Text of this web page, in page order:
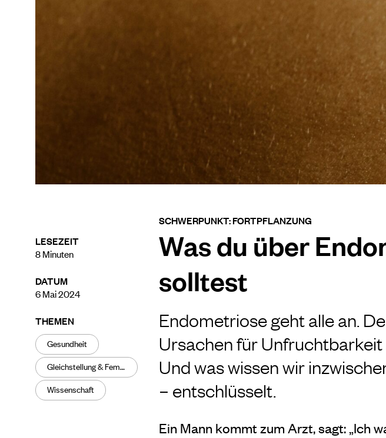
LESEZEIT
8Minuten
DATUM
6 Mai 2024
THEMEN
Gesundheit
Gleichstellung & Feminismus
Wissenschaft
SCHWERPUNKT: FORTPFLANZUNG
Was du über
solltest
Endometriose geht alle an.
Ursachen für
Und was wissen wir
– entschlüsselt.
Ein Mann kommt zum Arzt, sagt: „Ich